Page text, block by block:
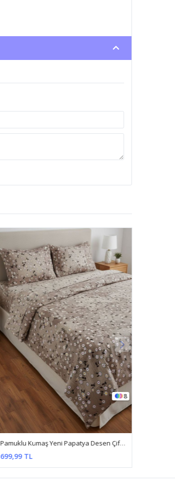
8
Pamuklu Kumaş Yeni Papatya Desen Çift Kişilik Nevresim Takımı Somon
699,99 TL